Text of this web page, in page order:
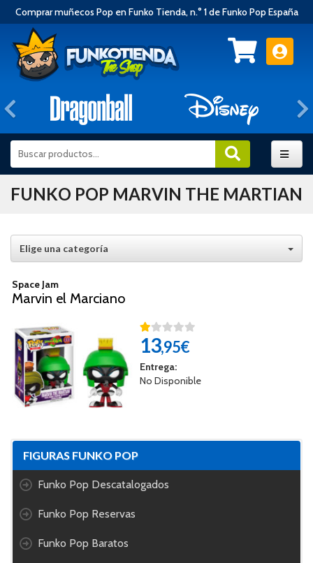
Comprar muñecos Pop en Funko Tienda, n.° 1 de Funko Pop España
Anterior
FUNKO POP MARVIN THE MARTIAN
Elige una categoría
Space Jam
Marvin el Marciano
13,95€
Entrega:
No Disponible
FIGURAS FUNKO POP
Funko Pop Descatalogados
Funko Pop Reservas
Funko Pop Baratos